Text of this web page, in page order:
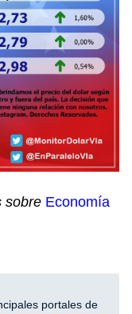
sobre Economía
portales de